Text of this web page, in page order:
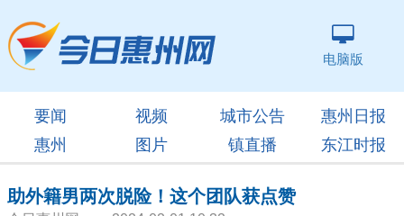
电脑版
要闻 视频 城市公告
惠州日报
惠州
图片 镇直播 东江时报
助外籍男两次脱险！这个团队获点赞